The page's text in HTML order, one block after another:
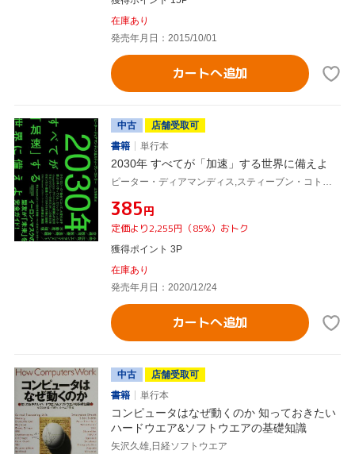
在庫あり
発売年月日：2015/10/01
カートへ追加
中古
店舗受取可
書籍
単行本
2030年 すべてが「加速」する世界に備えよ
ピーター・ディアマンディス,スティーブン・コトラー,土方奈美
¥385円
定価より2,255円（85%）おトク
獲得ポイント 3P
在庫あり
発売年月日：2020/12/24
カートへ追加
中古
店舗受取可
書籍
単行本
コンピュータはなぜ動くのか 知っておきたい
ハードウエア&ソフトウエアの基礎知識
矢沢久雄,日経ソフトウエア